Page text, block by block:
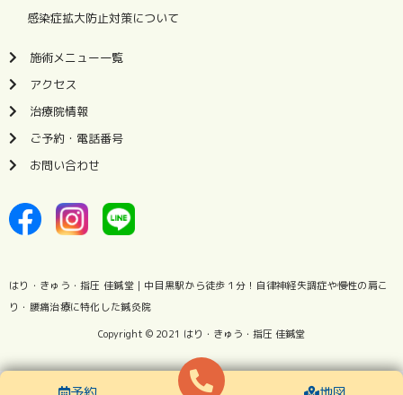
感染症拡大防止対策について
施術メニュー一覧
アクセス
治療院情報
ご予約・電話番号
お問い合わせ
はり・きゅう・指圧 佳鍼堂｜中目黒駅から徒歩１分！自律神経失調症や慢性の肩こ
り・腰痛治療に特化した鍼灸院
Copyright © 2021 はり・きゅう・指圧 佳鍼堂